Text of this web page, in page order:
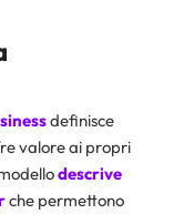
definisce
valore ai propri
descrive
che permettono